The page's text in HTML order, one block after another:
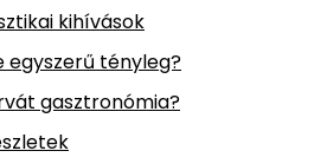
kihívások
tényleg?
gasztronómia?